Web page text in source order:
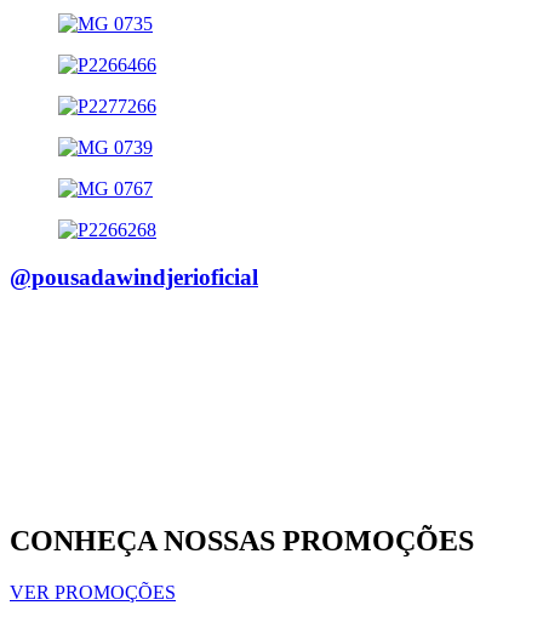
@pousadawindjerioficial
CONHEÇA NOSSAS PROMOÇÕES
VER PROMOÇÕES